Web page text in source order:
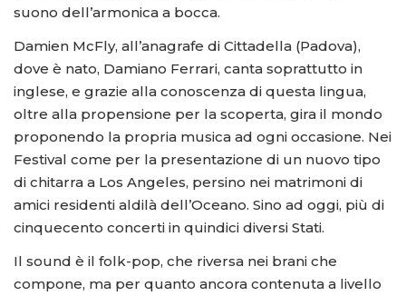
suono dell’armonica a bocca.
Damien McFly, all’anagrafe di Cittadella (Padova),
dove è nato, Damiano Ferrari, canta soprattutto in
inglese, e grazie alla conoscenza di questa lingua,
oltre alla propensione per la scoperta, gira il mondo
proponendo la propria musica ad ogni occasione. Nei
Festival come per la presentazione di un nuovo tipo
di chitarra a Los Angeles, persino nei matrimoni di
amici residenti aldilà dell’Oceano. Sino ad oggi, più di
cinquecento concerti in quindici diversi Stati.
Il sound è il folk-pop, che riversa nei brani che
compone, ma per quanto ancora contenuta a livello